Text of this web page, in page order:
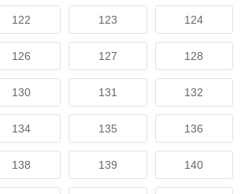
122 123 124
126 127 128
130 131 132
134 135 136
138 139 140